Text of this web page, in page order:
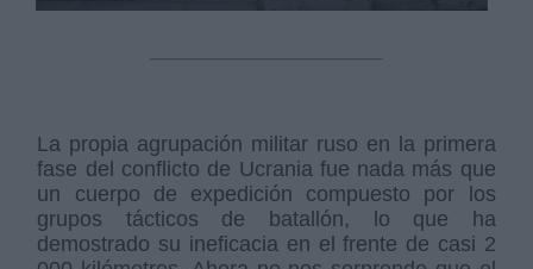
La propia agrupación militar ruso en la primera
fase del conflicto de Ucrania fue nada más que
un cuerpo de expedición compuesto por los
grupos tácticos de batallón, lo que ha
demostrado su ineficacia en el frente de casi 2